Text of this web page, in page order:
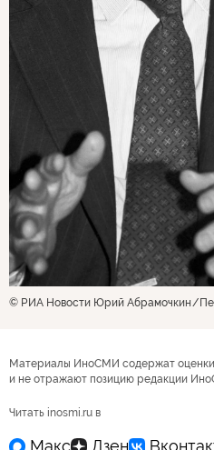
© РИА Новости Юрий Абрамочкин
Материалы ИноСМИ содержат
и не отражают позицию редакции
Читать inosmi.ru в